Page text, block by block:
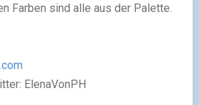
Farben sind alle aus der Palette.
ElenaVonPH